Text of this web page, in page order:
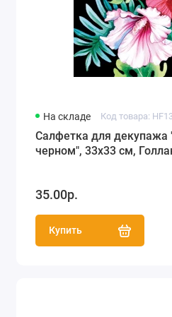
На складе Код товара:
Салфетка для декупажа
черном", 33х33 см,
35.00р.
Купить